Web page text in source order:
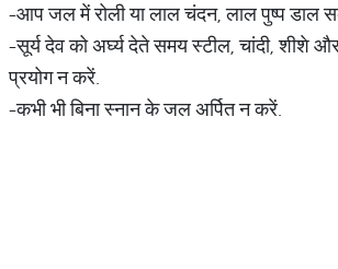
-आप जल में रोली या लाल चंदन, लाल पुष्प डाल
-सूर्य देव को अर्घ्य देते समय स्टील, चांदी, शीशे और
प्रयोग न करें.
-कभी भी बिना स्नान के जल अर्पित न करें.